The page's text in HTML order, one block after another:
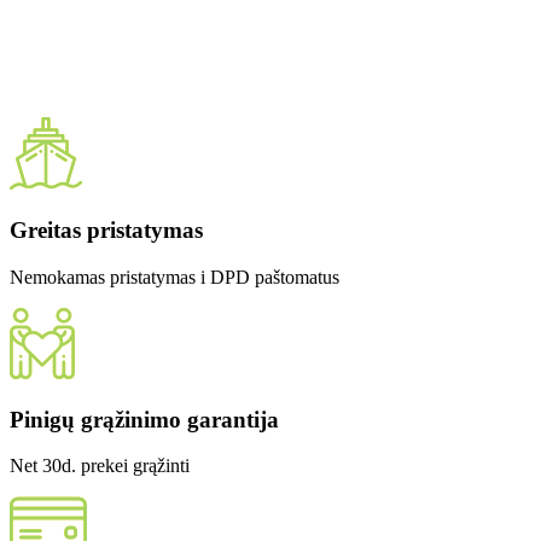
Greitas pristatymas
Nemokamas pristatymas i DPD paštomatus
Pinigų grąžinimo garantija
Net 30d. prekei grąžinti